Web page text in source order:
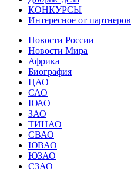
КОНКУРСЫ
Интересное от партнеров
Новости России
Новости Мира
Африка
Биография
ЦАО
САО
ЮАО
ЗАО
ТИНАО
СВАО
ЮВАО
ЮЗАО
СЗАО